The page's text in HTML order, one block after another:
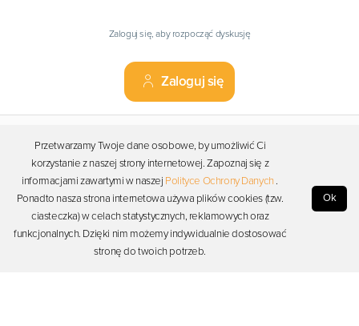
Zaloguj się, aby rozpocząć dyskusję
Zaloguj się
Firma
Zasoby
Wsparcie
Bądź blisko Photona
Przetwarzamy Twoje dane osobowe, by umożliwić Ci
korzystanie z naszej strony internetowej. Zapoznaj się z
informacjami zawartymi w naszej Polityce Ochrony Danych .
Ponadto nasza strona internetowa używa plików cookies (tzw.
ciasteczka) w celach statystycznych, reklamowych oraz
funkcjonalnych. Dzięki nim możemy indywidualnie dostosować
stronę do twoich potrzeb.
Ok